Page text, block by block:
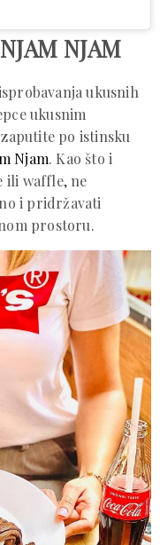
NJAM
ukusnih
ukusnim
po istinsku
Njam. Kao što i
ili waffle, ne
i pridržavati
prostoru.